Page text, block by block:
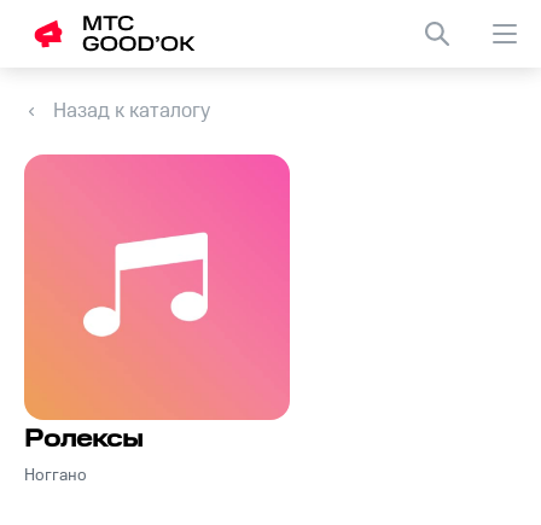
Назад к каталогу
Ролексы
Ноггано